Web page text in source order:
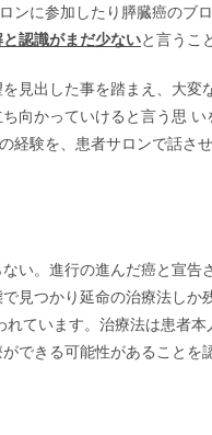
ンに参加したり膵臓癌のブ
認識がまだ少ないと言うこ
見出した事を踏まえ、大変
向かっていけると言う思 い
経験を、患者サロンで話さ
。進行の進んだ癌と宣告
見つかり延命の治療法し
ています。治療法は患者
できる可能性があること